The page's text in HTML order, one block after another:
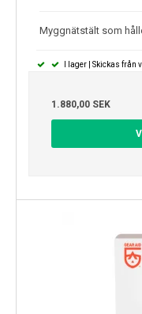
Myggnätstält som
I lager | Skickas från
1.880,00 SEK